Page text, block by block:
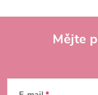
Mějte